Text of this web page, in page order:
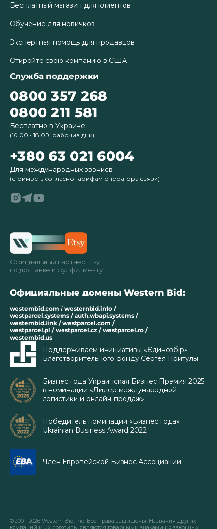
Бесплатный магазин для клиентов
Обучение для новичков
Экспертная помощь для продавцов
Откройте свою компанию в США
Служба поддержки
0800 357 268
0800 211 581
Бесплатно в Украине
(10.00 - 18.00, рабочие дни)
+380 63 021 6004
Для международных звонков
(стоимость согласно тарифам оператора связи)
Официальный партнер Etsy
по доставке и фулфилменту
Официальные домены Western Bid:
westernbid.com / westernbid.info /
westparcel.systems / auth.wbapi.systems /
westernbid.link / westparcel.com /
westparcel.pl / westparcel.cz / westparcel.ro /
westernbid.us
Поддерживаем инициативы «Єдинозбір»
Благотворительного фонду Сергея Притулы
Бизнес года Украинская Бизнес Премия 2025
в номинации «Лидер международной
логистики и онлайн-продаж»
Победитель номинации «Бизнес года»
Ukrainian Business Award 2022
Член Европейской Бизнес Ассоциации
© 2001–2026 Western Bid, Inc. Все права защищены. Названия других
компаний и их логотипы являются товарными знаками их законных